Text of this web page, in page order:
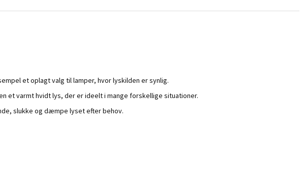
et oplagt valg til lamper, hvor lyskilden er synlig.
et varmt hvidt lys, der er ideelt i mange forskellige situationer.
slukke og dæmpe lyset efter behov.